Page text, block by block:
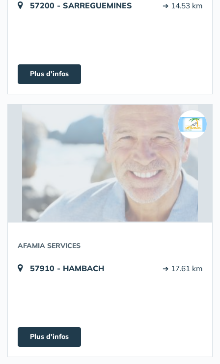
57200 - SARREGUEMINES ➔ 14.53 km
Plus d'infos
AFAMIA SERVICES
57910 - HAMBACH ➔ 17.61 km
Plus d'infos